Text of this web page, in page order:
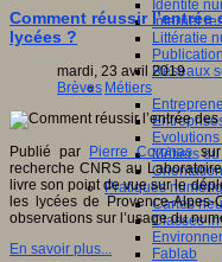
Identité
Internet
Littératie
Publication
Réseaux
Métiers
Métiers
Orientation
Pratiques
Cartes
Classes
Fablab
Comment réussir
lycées ?
mardi, 23 avril 2019
Brèves
Publié par Pierre Coronassur
recherche CNRS au
livre son point de vue sur le
les lycées de Provence-
observations sur l’usage du
En savoir plus...